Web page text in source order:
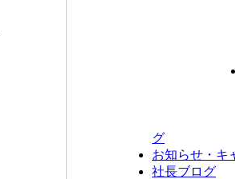
グ
お知らせ・キ
社長ブログ